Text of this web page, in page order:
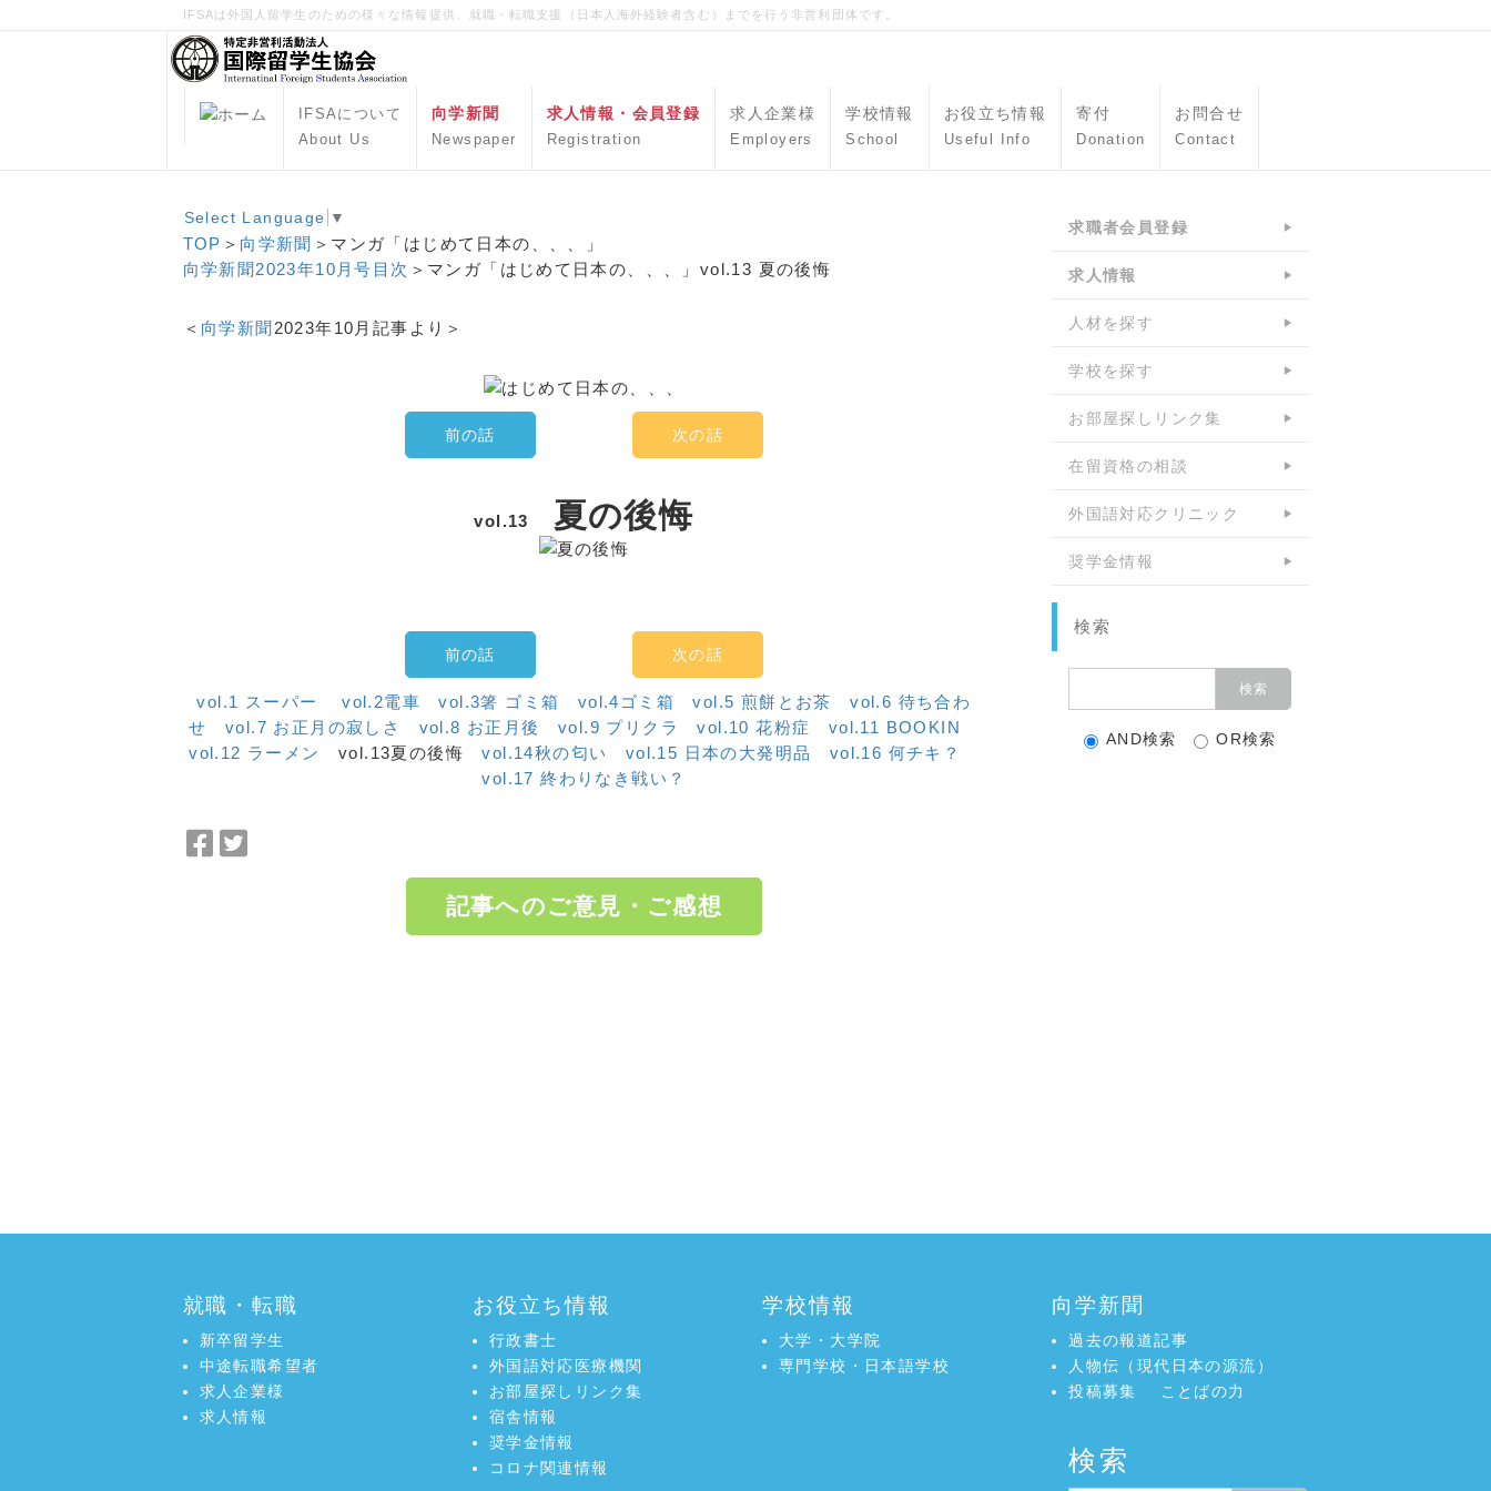
IFSAは外国人留学生のための様々な情報提供、就職・転職支援（日本人海外経験者含む）までを行う非営利団体です。
IFSAについて
About Us
向学新聞
Newspaper
求人情報・会員登録
Registration
求人企業様
Employers
学校情報
School
お役立ち情報
Useful Info
寄付
Donation
お問合せ
Contact
Select Language ▼
TOP ＞ 向学新聞 ＞マンガ「はじめて日本の、、、」
向学新聞2023年10月号目次 ＞マンガ「はじめて日本の、、、」vol.13 夏の後悔
＜ 向学新聞 2023年10月記事より＞
前の話 次の話
vol.13 夏の後悔
前の話 次の話
vol.1 スーパー vol.2電車 vol.3箸 ゴミ箱 vol.4ゴミ箱 vol.5 煎餅とお茶
vol.6 待ち合わ
せ
vol.7 お正月の寂しさ vol.8 お正月後 vol.9 プリクラ vol.10 花粉症
vol.11 BOOKIN
vol.12 ラーメン
vol.13夏の後悔vol.14秋の匂い vol.15 日本の大発明品
vol.16 何チキ？
vol.17 終わりなき戦い？
Facebook
記事へのご意見・ご感想
求職者会員登録
求人情報
人材を探す
学校を探す
お部屋探しリンク集
在留資格の相談
外国語対応クリニック
奨学金情報
検索
AND検索 OR検索
就職・転職
新卒留学生
中途転職希望者
求人企業様
求人情報
お役立ち情報
行政書士
外国語対応医療機関
お部屋探しリンク集
宿舎情報
奨学金情報
コロナ関連情報
学校情報
大学・大学院
専門学校・日本語学校
向学新聞
過去の報道記事
人物伝（現代日本の源流）
投稿募集
ことばの力
検索